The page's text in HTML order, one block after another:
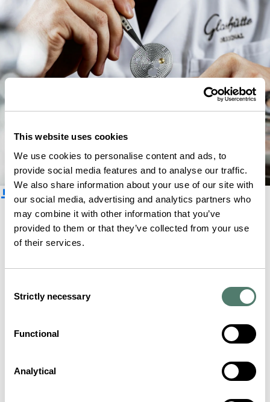
This website uses cookies
We use cookies to personalise content and ads, to
provide social media features and to analyse our traffic.
We also share information about your use of our site with
our social media, advertising and analytics partners who
may combine it with other information that you’ve
provided to them or that they’ve collected from your use
of their services.
Selection
Strictly necessary
Functional
Analytical
뉴스레터 구독